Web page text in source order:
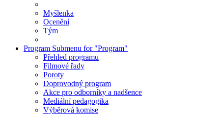
Myšlenka
Ocenění
Tým
Program Submenu for "Program"
Přehled programu
Filmové řady
Poroty
Doprovodný program
Akce pro odborníky a nadšence
Mediální pedagogika
Výběrová komise